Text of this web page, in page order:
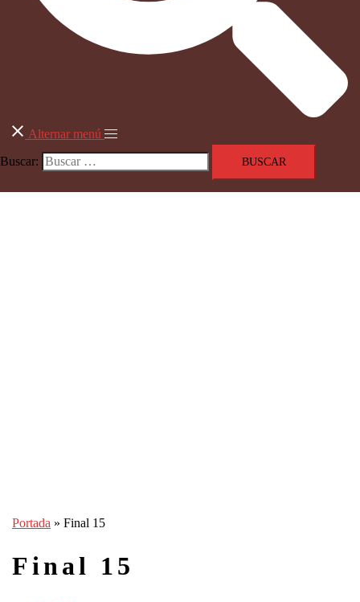
Alternar menú
Buscar:
Portada » Final 15
Final 15